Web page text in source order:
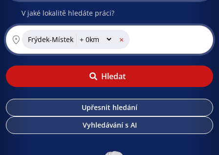
V jaké lokalitě hledáte práci?
Frýdek-Místek ×
Hledat
Upřesnit hledání
Vyhledávání s AI